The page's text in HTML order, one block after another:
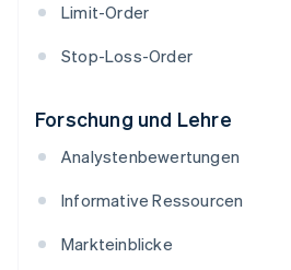
Limit-Order
Stop-Loss-Order
Forschung und Lehre
Analystenbewertungen
Informative Ressourcen
Markteinblicke